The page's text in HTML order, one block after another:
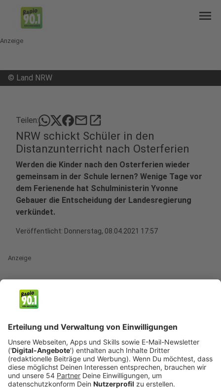
menu
Anzeige
© Land NRW
Teilen: mailopen_in_new
NRW schickt Schüler in den
Distanzunterricht nach Osterferien
Werden die Kinder nach den Osterferien wieder
gemeinsam in der Schule lernen? Wenige Tage vor
dem Ferienende hat Schulministerin Yvonne
Gebauer die Entscheidung der Landesregierung
verkündet.
Veröffentlicht: Donnerstag, 08.04.2021 17:57
Anzeige
Düsseldorf (dpa/lnw) - Die meisten der 2,5 Millionen
Schüler Nordrhein-Westfalens kehren nach den
Schulministerin Yvonne Gebauer (FDP) gab am
Donnerstag bekannt, dass mit Ausnahme der
Abschlussklassen ab Montag lediglich
Distanzunterricht für alle anderen Schüler stattfinden
soll. Diese Maßnahme solle größtmögliche Sicherheit